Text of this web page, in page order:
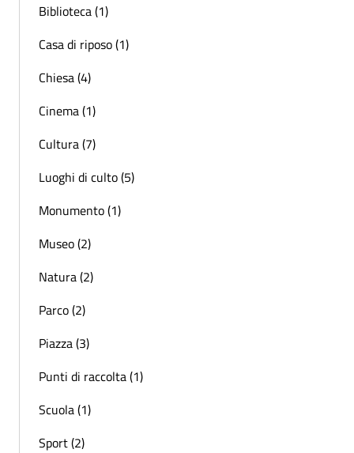
Biblioteca (1)
Casa di riposo (1)
Chiesa (4)
Cinema (1)
Cultura (7)
Luoghi di culto (5)
Monumento (1)
Museo (2)
Natura (2)
Parco (2)
Piazza (3)
Punti di raccolta (1)
Scuola (1)
Sport (2)